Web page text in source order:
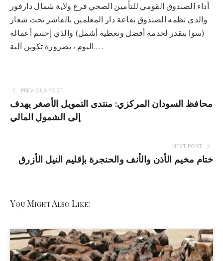
أداء الصندوق القومي للتأمين الصحي فرع ولاية شمال دارفور
والذي نظمه الصندوق بقاعة دار المعلمين بالفاشر تحت شعار
(سوا بنقدر لخدمة أفضل وتغطية أشمل) والذي إختتم أعماله
.اليوم ، بضرورة تكوين آلية…
PREVIOUS POST
محافظ السودان المركزي: منتدى التمويل الأصغر يهدف
إلى الشمول المالي
NEXT POST
ختام مخيم الأذن والأنف والحنجرة بإقليم النيل الأزرق
You Might Also Like: